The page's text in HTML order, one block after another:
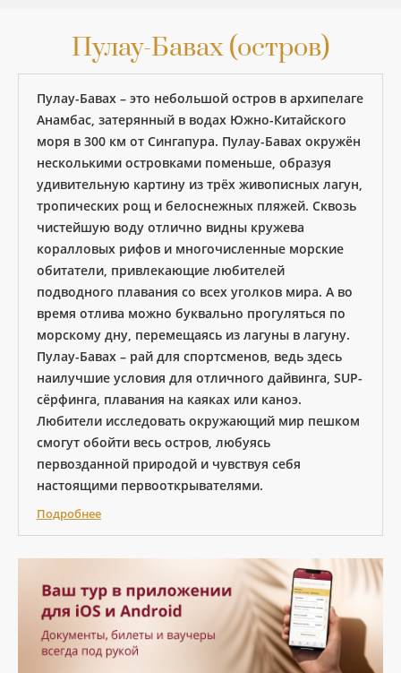
Пулау-Бавах (остров)
Пулау-Бавах – это небольшой остров в архипелаге
Анамбас, затерянный в водах Южно-Китайского
моря в 300 км от Сингапура. Пулау-Бавах окружён
несколькими островками поменьше, образуя
удивительную картину из трёх живописных лагун,
тропических рощ и белоснежных пляжей. Сквозь
чистейшую воду отлично видны кружева
коралловых рифов и многочисленные морские
обитатели, привлекающие любителей
подводного плавания со всех уголков мира. А во
время отлива можно буквально прогуляться по
морскому дну, перемещаясь из лагуны в лагуну.
Пулау-Бавах – рай для спортсменов, ведь здесь
наилучшие условия для отличного дайвинга, SUP-
сёрфинга, плавания на каяках или каноэ.
Любители исследовать окружающий мир пешком
смогут обойти весь остров, любуясь
первозданной природой и чувствуя себя
настоящими первооткрывателями.
Подробнее